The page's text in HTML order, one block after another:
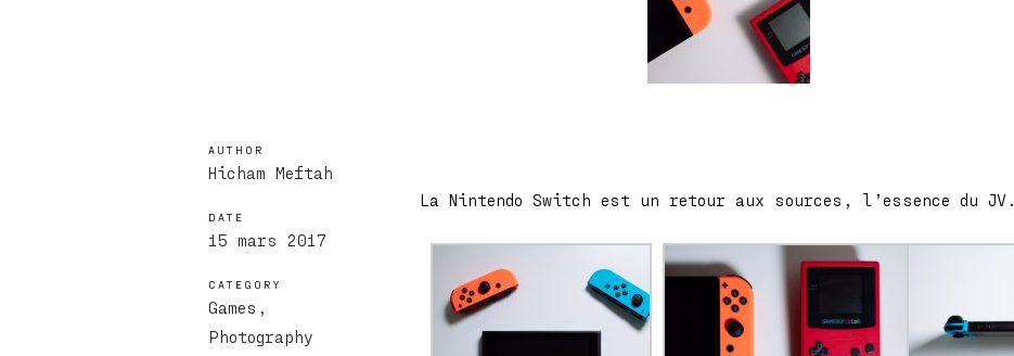
AUTHOR
Hicham Meftah
DATE
15 mars 2017
CATEGORY
Games
Photography
La Nintendo Switch est un retour aux sources, l’essence du JV.